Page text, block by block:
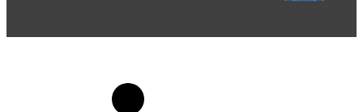
использовании материалов сайта galaktika64.ru
ссылка на источник обязательна.